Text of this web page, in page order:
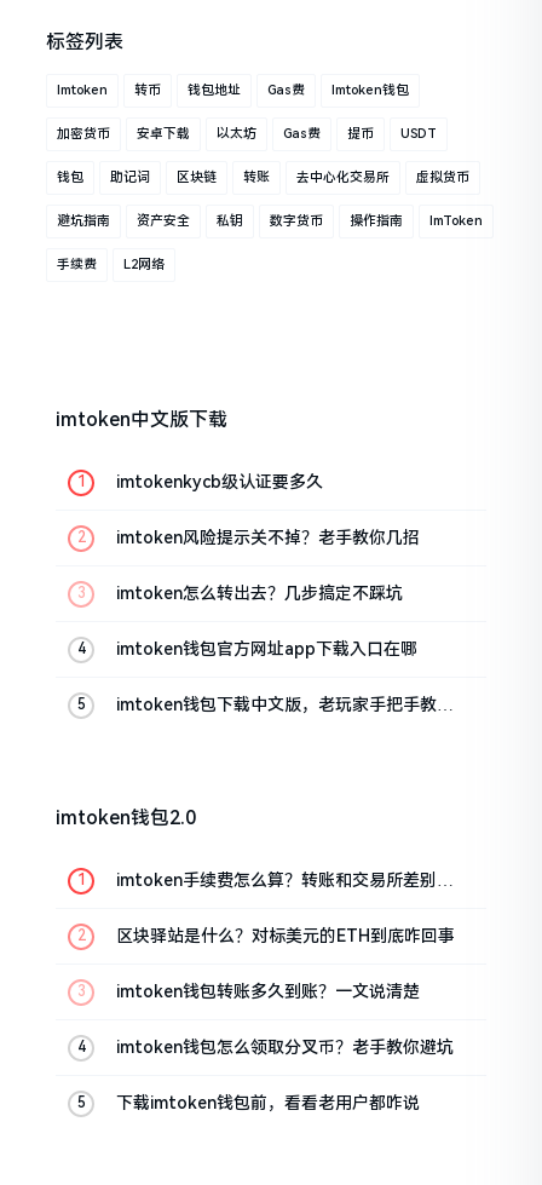
标签列表
Imtoken 转币 钱包地址 Gas费 Imtoken钱包
加密货币 安卓下载 以太坊 Gas费 提币 USDT
钱包 助记词 区块链 转账 去中心化交易所 虚拟货币
避坑指南 资产安全 私钥 数字货币 操作指南 ImToken
手续费 L2网络
imtoken中文版下载
imtokenkycb级认证要多久
imtoken风险提示关不掉？老手教你几招
imtoken怎么转出去？几步搞定不踩坑
imtoken钱包官方网址app下载入口在哪
imtoken钱包下载中文版，老玩家手把手教你
imtoken钱包2.0
imtoken手续费怎么算？转账和交易所差别大
区块驿站是什么？对标美元的ETH到底咋回事
imtoken钱包转账多久到账？一文说清楚
imtoken钱包怎么领取分叉币？老手教你避坑
下载imtoken钱包前，看看老用户都咋说